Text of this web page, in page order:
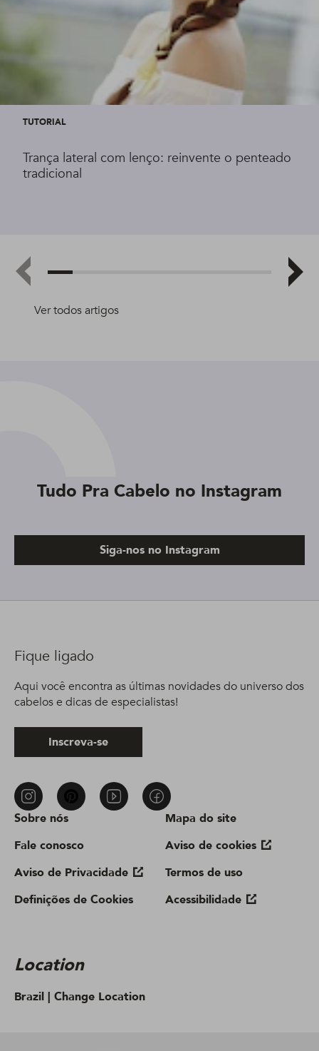
Ver todos artigos
TUTORIAL
Trança lateral com lenço: reinvente o penteado
tradicional
Tudo Pra Cabelo no Instagram
Siga-nos no Instagram
Sobre nós
Fale conosco
Aviso de Privacidade
Definições de Cookies
Mapa do site
Aviso de cookies
Termos de uso
Acessibilidade
Location
Brazil | Change Location
Fique ligado
Aqui você encontra as últimas novidades do universo dos
cabelos e dicas de especialistas!
Inscreva-se